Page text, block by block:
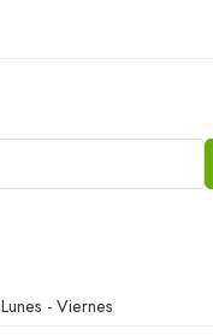
Lunes - Viernes